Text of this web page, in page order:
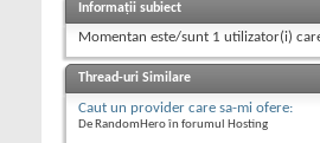
Informații subiect
Momentan este/sunt 1 utilizator(i)
Thread-uri Similare
Caut un provider care sa-mi ofere:
De RandomHero în forumul Hosting